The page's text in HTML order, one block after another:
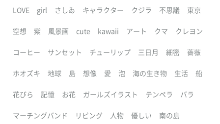
LOVE girl さしゐ キャラクター クジラ 不思議 東京
空想 紫 風景画 cute kawaii アート クマ クレヨン
コーヒー サンセット チューリップ 三日月 細密 薔薇
ホオズキ 地球 島 想像 愛 泡 海の生き物 生活 船
花びら 記憶 お花 ガールズイラスト テンペラ バラ
マーチングバンド リビング 人物 優しい 南の島